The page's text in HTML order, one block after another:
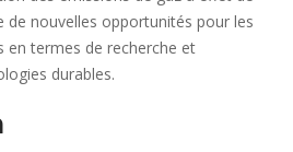
de nouvelles opportunités pour les
en termes de recherche et
durables.